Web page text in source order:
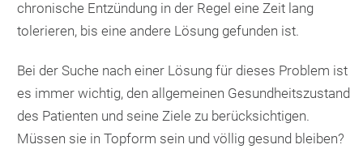
chronische Entzündung in der Regel eine Zeit lang
tolerieren, bis eine andere Lösung gefunden ist.
Bei der Suche nach einer Lösung für dieses Problem ist
es immer wichtig, den allgemeinen Gesundheitszustand
des Patienten und seine Ziele zu berücksichtigen.
Müssen sie in Topform sein und völlig gesund bleiben?